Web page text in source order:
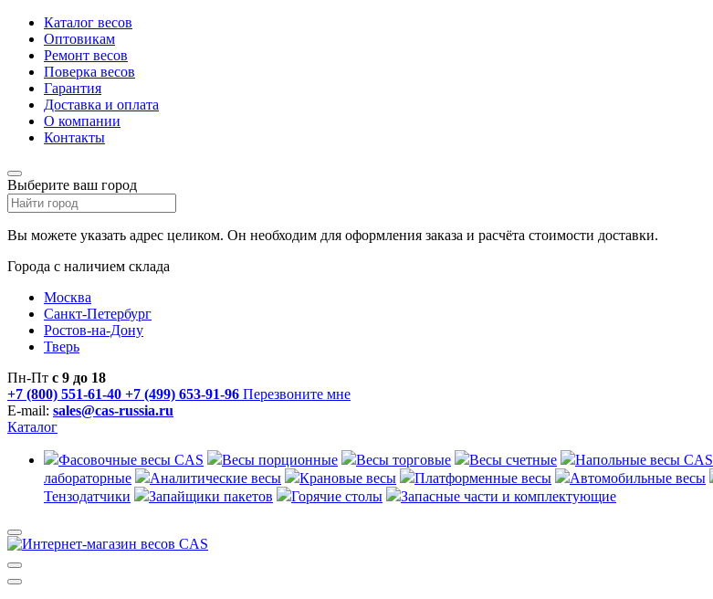
Каталог весов
Оптовикам
Ремонт весов
Поверка весов
Гарантия
Доставка и оплата
О компании
Контакты
Выберите ваш город
Вы можете указать адрес целиком. Он необходим для оформления заказа и расчёта стоимости доставки.
Города с наличием склада
Москва
Санкт-Петербург
Ростов-на-Дону
Тверь
Пн-Пт с 9 до 18
+7 (800) 551-61-40 +7 (499) 653-91-96 Перезвоните мне
E-mail: sales@cas-russia.ru
Каталог
Фасовочные весы CAS Весы порционные Весы торговые Весы счетные Напольные весы CAS
лабораторные
Аналитические весы Крановые весы Платформенные весы Автомобильные весы
Тензодатчики
Запайщики пакетов Горячие столы Запасные части и комплектующие